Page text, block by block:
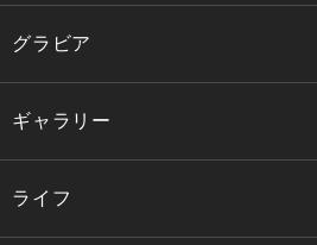
グラビア
ギャラリー
ライフ